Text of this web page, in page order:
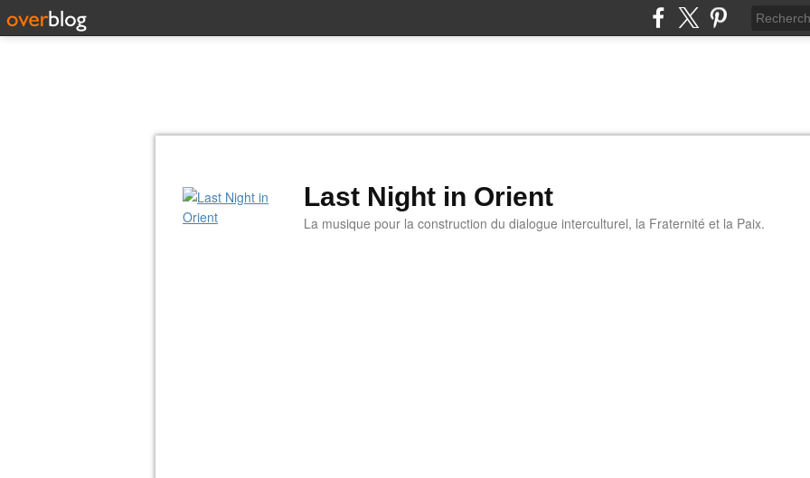
Last Night in Orient
La musique pour la construction du dialogue interculturel, la Fraternité et la Paix.